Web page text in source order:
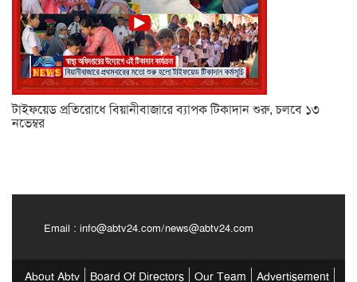
টাইফয়েড প্রতিরোধে বিয়ানীবাজারে ব্যাপক টিকাদান শুরু, চলবে ১৩
নভেম্বর
Email : info@abtv24.com/news@abtv24.com
About Abtv Board Of Directors Our Team Advertisement